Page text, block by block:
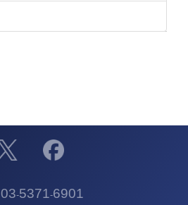
03-5371-6901